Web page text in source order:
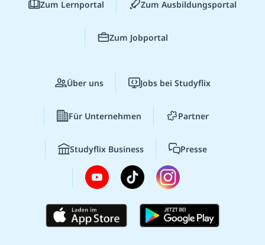
Zum Lernportal Zum Ausbildungsportal
Zum Jobportal
Über uns Jobs bei Studyflix
Für Unternehmen Partner
Studyflix Business Presse